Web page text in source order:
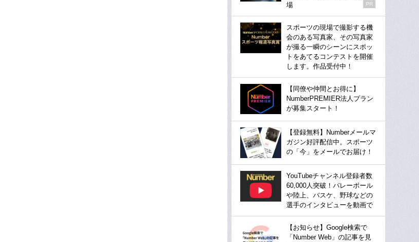
場
PR
スポーツの現場で撮影する機
会のある写真家、その写真家
が撮る一瞬のシーンにスポッ
トをあてるコンテストを開催
します。作品受付中！
【同僚や仲間とお得に】
NumberPREMIER法人プラン
が募集スタート！
【登録無料】Numberメールマ
ガジン好評配信中。スポーツ
の「今」をメールでお届け！
YouTubeチャンネル登録者数
60,000人突破！バレーボール
や陸上、バスケ、野球などの
選手のインタビューを動画で
【お知らせ】Google検索で
「Number Web」の記事を見